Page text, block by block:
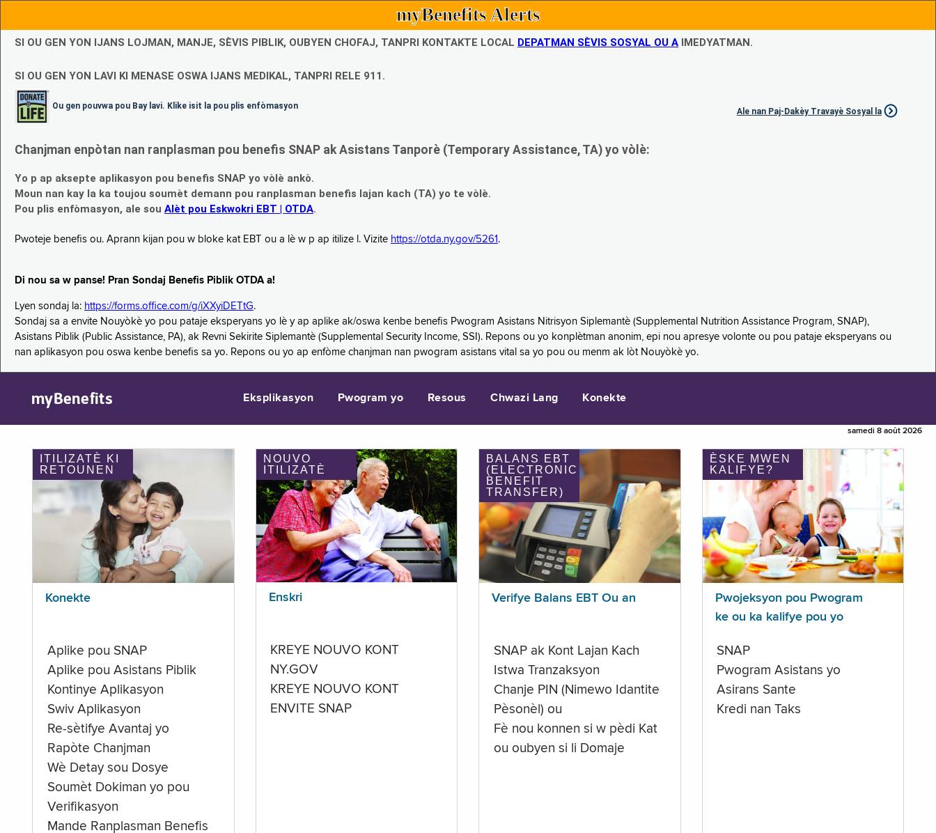
myBenefits Alerts
SI OU GEN YON IJANS LOJMAN, MANJE, SÈVIS PIBLIK, OUBYEN CHOFAJ, TANPRI KONTAKTE LOCAL DEPATMAN SÈVIS SOSYAL OU A IMEDYATMAN.
SI OU GEN YON LAVI KI MENASE OSWA IJANS MEDIKAL, TANPRI RELE 911.
Ou gen pouvwa pou Bay lavi. Klike isit la pou plis enfòmasyon
Ale nan Paj-Dakèy Travayè Sosyal la
Chanjman enpòtan nan ranplasman pou benefis SNAP ak Asistans Tanporè (Temporary Assistance, TA) yo vòlè:
Yo p ap aksepte aplikasyon pou benefis SNAP yo vòlè ankò.
Moun nan kay la ka toujou soumèt demann pou ranplasman benefis lajan kach (TA) yo te vòlè.
Pou plis enfòmasyon, ale sou Alèt pou Eskwokri EBT | OTDA.
Pwoteje benefis ou. Aprann kijan pou w bloke kat EBT ou a lè w p ap itilize l. Vizite https://otda.ny.gov/5261 .
Di nou sa w panse! Pran Sondaj Benefis Piblik OTDA a!
Lyen sondaj la: https://forms.office.com/g/iXXyiDETtG.
Sondaj sa a envite Nouyòkè yo pou pataje eksperyans yo lè y ap aplike ak/oswa kenbe benefis Pwogram Asistans Nitrisyon Siplemantè (Supplemental Nutrition Assistance Program, SNAP),
Asistans Piblik (Public Assistance, PA), ak Revni Sekirite Siplemantè (Supplemental Security Income, SSI). Repons ou yo konplètman anonim, epi nou apresye volonte ou pou pataje eksperyans ou
nan aplikasyon pou oswa kenbe benefis sa yo. Repons ou yo ap enfòme chanjman nan pwogram asistans vital sa yo pou ou menm ak lòt Nouyòkè yo.
myBenefits Eksplikasyon Pwogram yo Resous Chwazi Lang Konekte
samedi 8 août 2026
ITILIZATÈ KI
RETOUNEN
Konekte
Aplike pou SNAP
Aplike pou Asistans Piblik
Kontinye Aplikasyon
Swiv Aplikasyon
Re-sètifye Avantaj yo
Rapòte Chanjman
Wè Detay sou Dosye
Soumèt Dokiman yo pou
Verifikasyon
Mande Ranplasman Benefis
NOUVO
ITILIZATÈ
Enskri
KREYE NOUVO KONT
NY.GOV
KREYE NOUVO KONT
ENVITE SNAP
BALANS EBT
(ELECTRONIC
BENEFIT
TRANSFER)
Verifye Balans EBT Ou an
SNAP ak Kont Lajan Kach
Istwa Tranzaksyon
Chanje PIN (Nimewo Idantite
Pèsonèl) ou
Fè nou konnen si w pèdi Kat
ou oubyen si li Domaje
ÈSKE MWEN
KALIFYE?
Pwojeksyon pou Pwogram
ke ou ka kalifye pou yo
SNAP
Pwogram Asistans yo
Asirans Sante
Kredi nan Taks